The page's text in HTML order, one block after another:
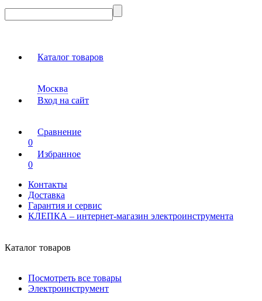
Каталог товаров
Москва
Вход на сайт
Сравнение
0
Избранное
0
Контакты
Доставка
Гарантия и сервис
КЛЕПКА – интернет-магазин электроинструмента
Каталог товаров
Посмотреть все товары
Электроинструмент